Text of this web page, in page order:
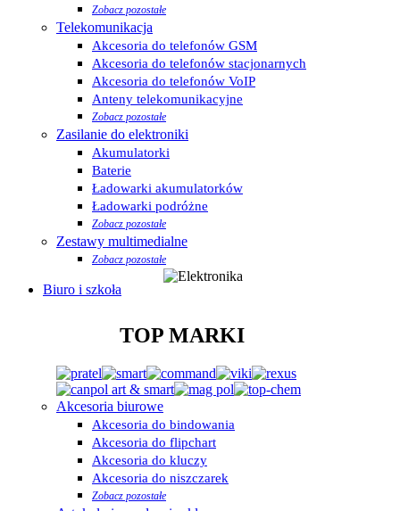
Zobacz pozostałe
Telekomunikacja
Akcesoria do telefonów GSM
Akcesoria do telefonów stacjonarnych
Akcesoria do telefonów VoIP
Anteny telekomunikacyjne
Zobacz pozostałe
Zasilanie do elektroniki
Akumulatorki
Baterie
Ładowarki akumulatorków
Ładowarki podróżne
Zobacz pozostałe
Zestawy multimedialne
Zobacz pozostałe
Biuro i szkoła
TOP MARKI
Akcesoria biurowe
Akcesoria do bindowania
Akcesoria do flipchart
Akcesoria do kluczy
Akcesoria do niszczarek
Zobacz pozostałe